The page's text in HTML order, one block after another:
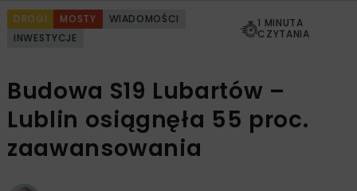
DROGI MOSTY
WIADOMOŚCI
INWESTYCJE
1 MINUTA
CZYTANIA
Budowa S19 Lubartów –
Lublin osiągnęła 55 proc.
zaawansowania